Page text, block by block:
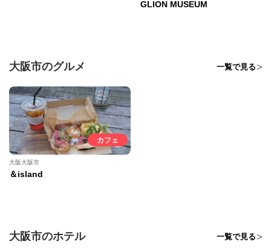
GLION MUSEUM
大阪市のグルメ 一覧で見る
カフェ
大阪大阪市
＆island
大阪市のホテル 一覧で見る